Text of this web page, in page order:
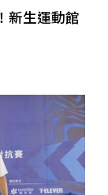
新生運動館